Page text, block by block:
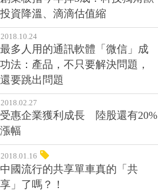
投資降溫、滴滴估值縮
2018.10.24
最多人用的通訊軟體「微信」成
功法：產品，不只要解決問題，
還要跳出問題
2018.02.27
受惠企業獲利成長 陸股還有20%
漲幅
中國流行的共享單車真的「共
享」了嗎？！